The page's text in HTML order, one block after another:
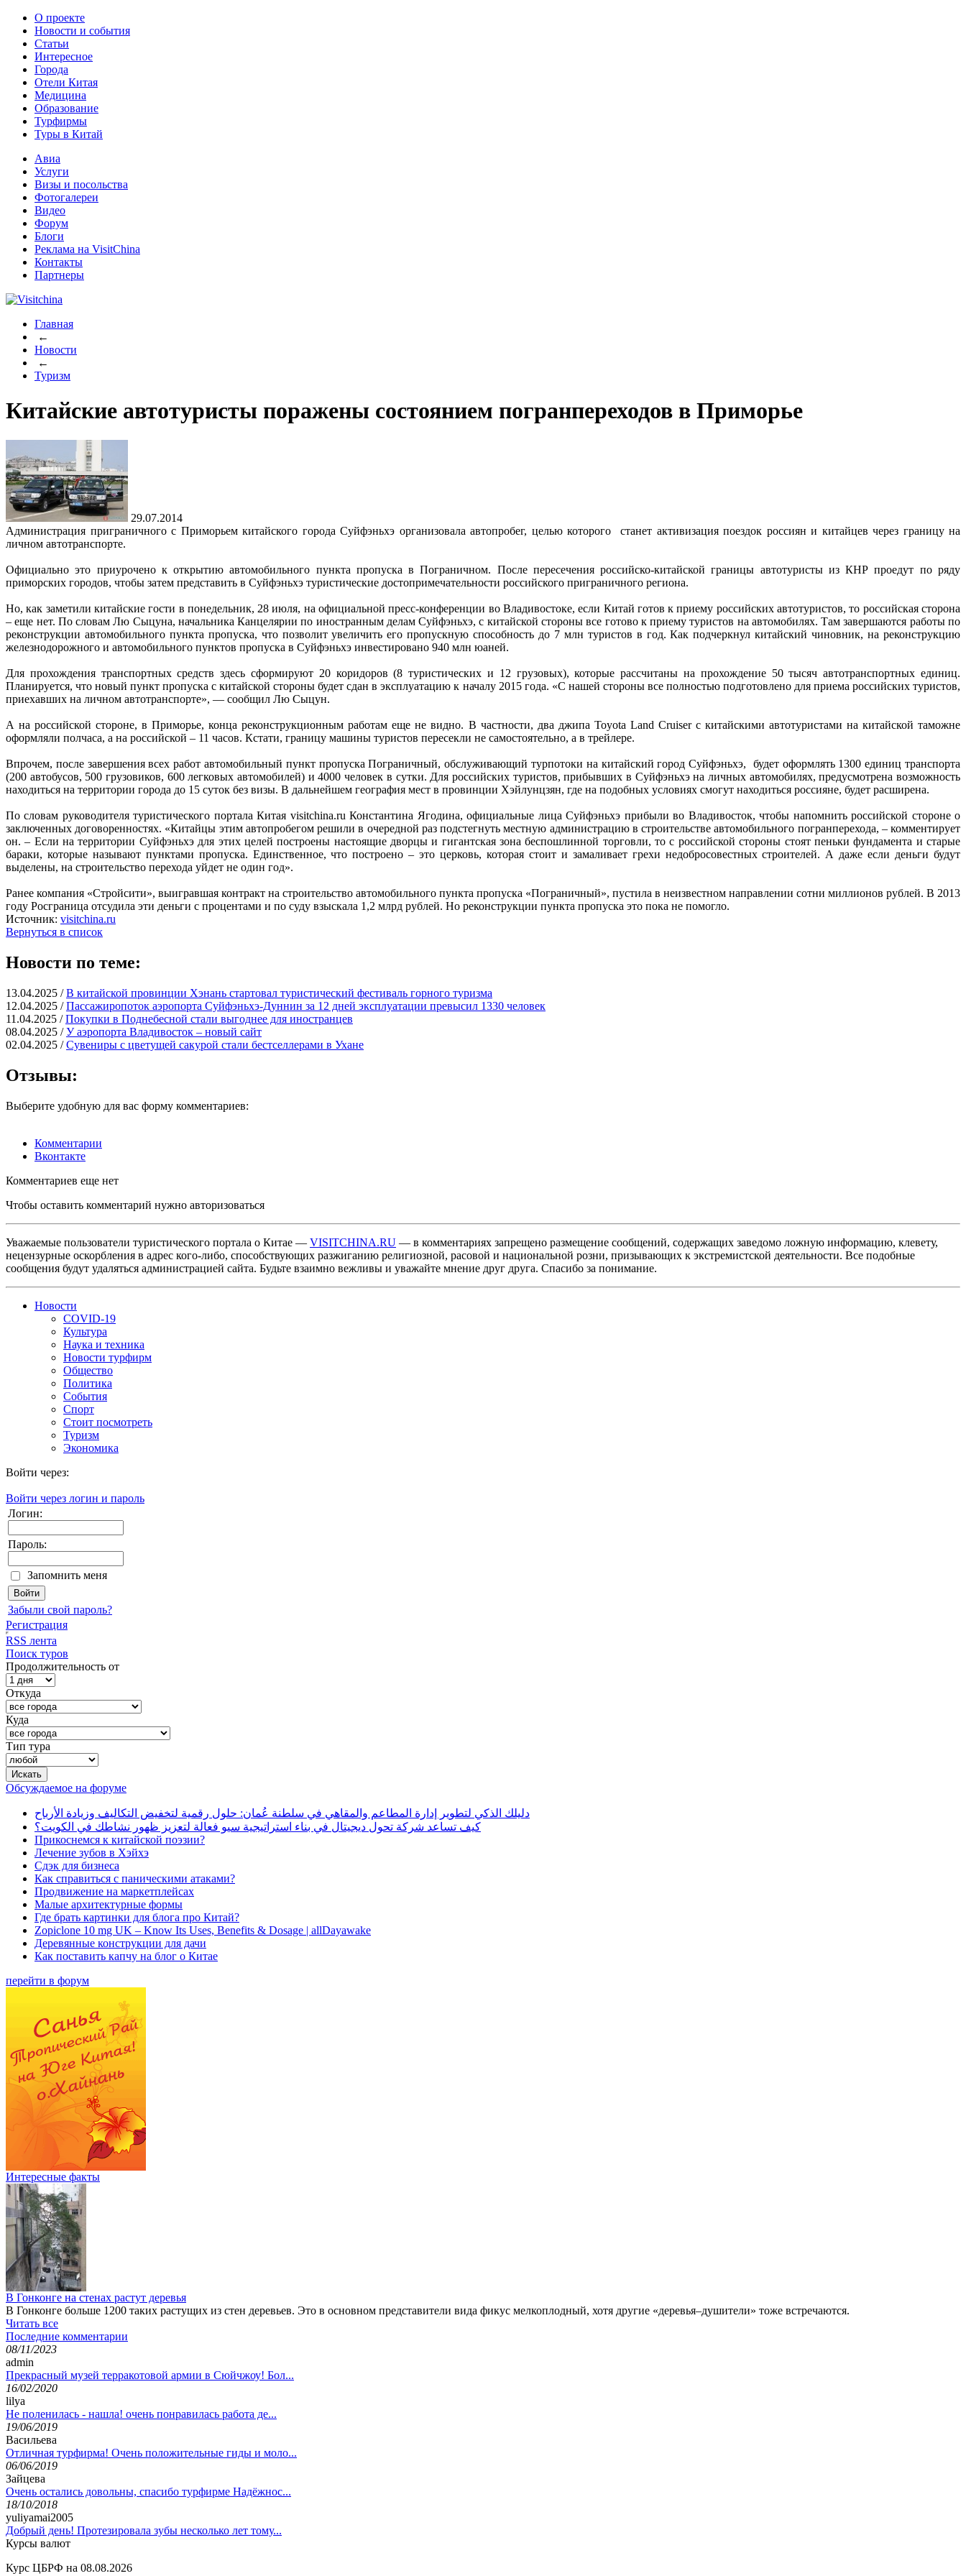
О проекте
Новости и события
Статьи
Интересное
Города
Отели Китая
Медицина
Образование
Турфирмы
Туры в Китай
Авиа
Услуги
Визы и посольства
Фотогалереи
Видео
Форум
Блоги
Реклама на VisitChina
Контакты
Партнеры
Главная
←
Новости
←
Туризм
Китайские автотуристы поражены состоянием погранпереходов в Приморье
29.07.2014
Администрация приграничного с Приморьем китайского города Суйфэньхэ организовала автопробег, целью которого станет активизация поездок россиян и китайцев через границу на
личном автотранспорте.
Официально это приурочено к открытию автомобильного пункта пропуска в Пограничном. После пересечения российско-китайской границы автотуристы из КНР проедут по ряду
приморских городов, чтобы затем представить в Суйфэньхэ туристические достопримечательности российского приграничного региона.
Но, как заметили китайские гости в понедельник, 28 июля, на официальной пресс-конференции во Владивостоке, если Китай готов к приему российских автотуристов, то российская сторона
– еще нет. По словам Лю Сыцуна, начальника Канцелярии по иностранным делам Суйфэньхэ, с китайской стороны все готово к приему туристов на автомобилях. Там завершаются работы по
реконструкции автомобильного пункта пропуска, что позволит увеличить его пропускную способность до 7 млн туристов в год. Как подчеркнул китайский чиновник, на реконструкцию
железнодорожного и автомобильного пунктов пропуска в Суйфэньхэ инвестировано 940 млн юаней.
Для прохождения транспортных средств здесь сформируют 20 коридоров (8 туристических и 12 грузовых), которые рассчитаны на прохождение 50 тысяч автотранспортных единиц.
Планируется, что новый пункт пропуска с китайской стороны будет сдан в эксплуатацию к началу 2015 года. «С нашей стороны все полностью подготовлено для приема российских туристов,
приехавших на личном автотранспорте», — сообщил Лю Сыцун.
А на российской стороне, в Приморье, конца реконструкционным работам еще не видно. В частности, два джипа Toyota Land Cruiser с китайскими автотуристами на китайской таможне
оформляли полчаса, а на российской – 11 часов. Кстати, границу машины туристов пересекли не самостоятельно, а в трейлере.
Впрочем, после завершения всех работ автомобильный пункт пропуска Пограничный, обслуживающий турпотоки на китайский город Суйфэньхэ, будет оформлять 1300 единиц транспорта
(200 автобусов, 500 грузовиков, 600 легковых автомобилей) и 4000 человек в сутки. Для российских туристов, прибывших в Суйфэньхэ на личных автомобилях, предусмотрена возможность
находиться на территории города до 15 суток без визы. В дальнейшем география мест в провинции Хэйлунцзян, где на подобных условиях смогут находиться россияне, будет расширена.
По словам руководителя туристического портала Китая visitchina.ru Константина Ягодина, официальные лица Суйфэньхэ прибыли во Владивосток, чтобы напомнить российской стороне о
заключенных договоренностях. «Китайцы этим автопробегом решили в очередной раз подстегнуть местную администрацию в строительстве автомобильного погранперехода, – комментирует
он. – Если на территории Суйфэньхэ для этих целей построены настоящие дворцы и гигантская зона беспошлинной торговли, то с российской стороны стоят пеньки фундамента и старые
бараки, которые называют пунктами пропуска. Единственное, что построено – это церковь, которая стоит и замаливает грехи недобросовестных строителей. А даже если деньги будут
выделены, на строительство перехода уйдет не один год».
Ранее компания «Стройсити», выигравшая контракт на строительство автомобильного пункта пропуска «Пограничный», пустила в неизвестном направлении сотни миллионов рублей. В 2013
году Росграница отсудила эти деньги с процентами и по суду взыскала 1,2 млрд рублей. Но реконструкции пункта пропуска это пока не помогло.
Источник: visitchina.ru
Вернуться в список
Новости по теме:
13.04.2025 /В китайской провинции Хэнань стартовал туристический фестиваль горного туризма
12.04.2025 /Пассажиропоток аэропорта Суйфэньхэ-Дуннин за 12 дней эксплуатации превысил 1330 человек
11.04.2025 /Покупки в Поднебесной стали выгоднее для иностранцев
08.04.2025 /У аэропорта Владивосток – новый сайт
02.04.2025 /Сувениры с цветущей сакурой стали бестселлерами в Ухане
Отзывы:
Выберите удобную для вас форму комментариев:
Комментарии
Вконтакте
Комментариев еще нет
Чтобы оставить комментарий нужно авторизоваться
Уважаемые пользователи туристического портала о Китае — VISITCHINA.RU — в комментариях запрещено размещение сообщений, содержащих заведомо ложную информацию, клевету,
нецензурные оскорбления в адрес кого-либо, способствующих разжиганию религиозной, расовой и национальной розни, призывающих к экстремистской деятельности. Все подобные
сообщения будут удаляться администрацией сайта. Будьте взаимно вежливы и уважайте мнение друг друга. Спасибо за понимание.
Новости
COVID-19
Культура
Наука и техника
Новости турфирм
Общество
Политика
События
Спорт
Стоит посмотреть
Туризм
Экономика
Войти через:
Войти через логин и пароль
Логин:
Пароль:
Запомнить меня
Забыли свой пароль?
Регистрация
RSS лента
Поиск туров
Продолжительность от
Откуда
Куда
Тип тура
Обсуждаемое на форуме
دليلك الذكي لتطوير إدارة المطاعم والمقاهي في سلطنة عُمان: حلول رقمية لتخفيض التكاليف وزيادة الأرباح
كيف تساعد شركة تحول ديجيتال في بناء استراتيجية سيو فعالة لتعزيز ظهور نشاطك في الكويت؟
Прикоснемся к китайской поэзии?
Лечение зубов в Хэйхэ
Сдэк для бизнеса
Как справиться с паническими атаками?
Продвижение на маркетплейсах
Малые архитектурные формы
Где брать картинки для блога про Китай?
Zopiclone 10 mg UK – Know Its Uses, Benefits & Dosage | allDayawake
Деревянные конструкции для дачи
Как поставить капчу на блог о Китае
перейти в форум
Интересные факты
В Гонконге на стенах растут деревья
В Гонконге больше 1200 таких растущих из стен деревьев. Это в основном представители вида фикус мелкоплодный, хотя другие «деревья–душители» тоже встречаются.
Читать все
Последние комментарии
08/11/2023
admin
Прекрасный музей терракотовой армии в Сюйчжоу! Бол...
16/02/2020
lilya
Не поленилась - нашла! очень понравилась работа де...
19/06/2019
Васильева
Отличная турфирма! Очень положительные гиды и моло...
06/06/2019
Зайцева
Очень остались довольны, спасибо турфирме Надёжнос...
18/10/2018
yuliyamai2005
Добрый день! Протезировала зубы несколько лет тому...
Курсы валют
Курс ЦБРФ на 08.08.2026